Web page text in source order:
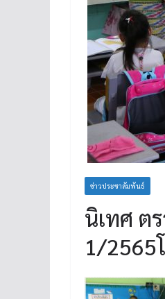
ข่าวประชาสัมพันธ์
นิเทศ ต
1/2565